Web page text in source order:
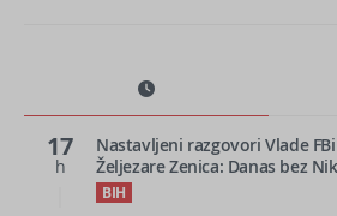
17
h
Nastavljeni razgovori Vlade
Željezare Zenica: Danas bez
BIH